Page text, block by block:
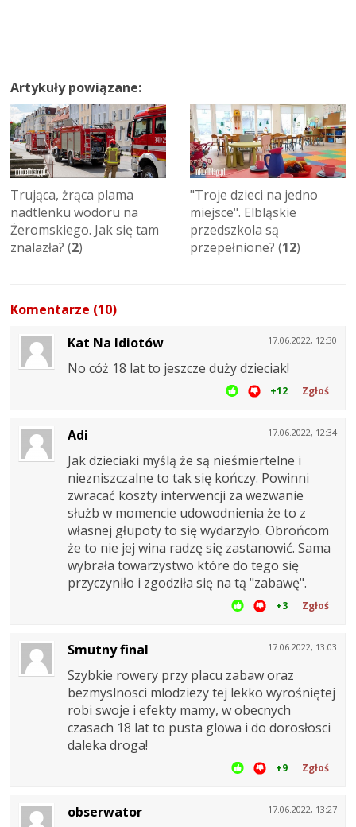
Artykuły powiązane:
Trująca, żrąca plama
nadtlenku wodoru na
Żeromskiego. Jak się tam
znalazła? (2)
"Troje dzieci na jedno
miejsce". Elbląskie
przedszkola są
przepełnione? (12)
Komentarze (10)
17.06.2022, 12:30
Kat Na Idiotów
No cóż 18 lat to jeszcze duży dzieciak!
+12 Zgłoś
17.06.2022, 12:34
Adi
Jak dzieciaki myślą że są nieśmiertelne i
niezniszczalne to tak się kończy. Powinni
zwracać koszty interwencji za wezwanie
służb w momencie udowodnienia że to z
własnej głupoty to się wydarzyło. Obrońcom
że to nie jej wina radzę się zastanowić. Sama
wybrała towarzystwo które do tego się
przyczyniło i zgodziła się na tą "zabawę".
+3 Zgłoś
17.06.2022, 13:03
Smutny final
Szybkie rowery przy placu zabaw oraz
bezmyslnosci mlodziezy tej lekko wyrośniętej
robi swoje i efekty mamy, w obecnych
czasach 18 lat to pusta glowa i do dorosłosci
daleka droga!
+9 Zgłoś
17.06.2022, 13:27
obserwator